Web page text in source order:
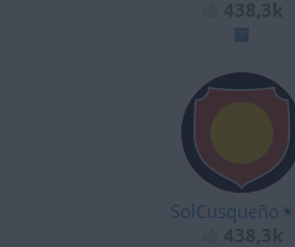
SolCusqueño☀